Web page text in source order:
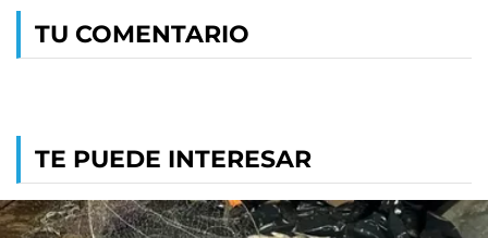
TU COMENTARIO
TE PUEDE INTERESAR